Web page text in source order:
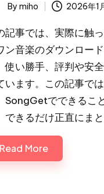
By miho 2026年1
記事では、実際に触
ン音楽のダウンロー
使い勝手、評判や安
います。この記事で
SongGetでできるこ
できるだけ正直にまと
Read More